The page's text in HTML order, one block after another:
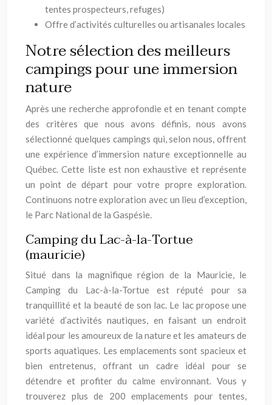
tentes prospecteurs, refuges)
Offre d’activités culturelles ou artisanales locales
Notre sélection des meilleurs
campings pour une immersion
nature
Après une recherche approfondie et en tenant compte
des critères que nous avons définis, nous avons
sélectionné quelques campings qui, selon nous, offrent
une expérience d’immersion nature exceptionnelle au
Québec. Cette liste est non exhaustive et représente
un point de départ pour votre propre exploration.
Continuons notre exploration avec un lieu d’exception,
le Parc National de la Gaspésie.
Camping du Lac-à-la-Tortue
(mauricie)
Situé dans la magnifique région de la Mauricie, le
Camping du Lac-à-la-Tortue est réputé pour sa
tranquillité et la beauté de son lac. Le lac propose une
variété d’activités nautiques, en faisant un endroit
idéal pour les amoureux de la nature et les amateurs de
sports aquatiques. Les emplacements sont spacieux et
bien entretenus, offrant un cadre idéal pour se
détendre et profiter du calme environnant. Vous y
trouverez plus de 200 emplacements pour tentes,